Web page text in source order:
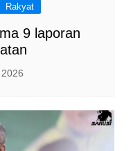
Rakyat
9 laporan